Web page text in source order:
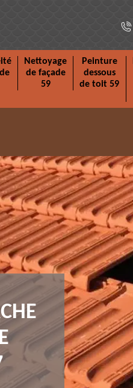
Nettoyage
de façade
59
Peinture
dessous
de toit 59